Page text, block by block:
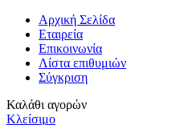
Αρχική Σελίδα
Εταιρεία
Επικοινωνία
Λίστα επιθυμιών
Σύγκριση
Καλάθι αγορών
Κλείσιμο